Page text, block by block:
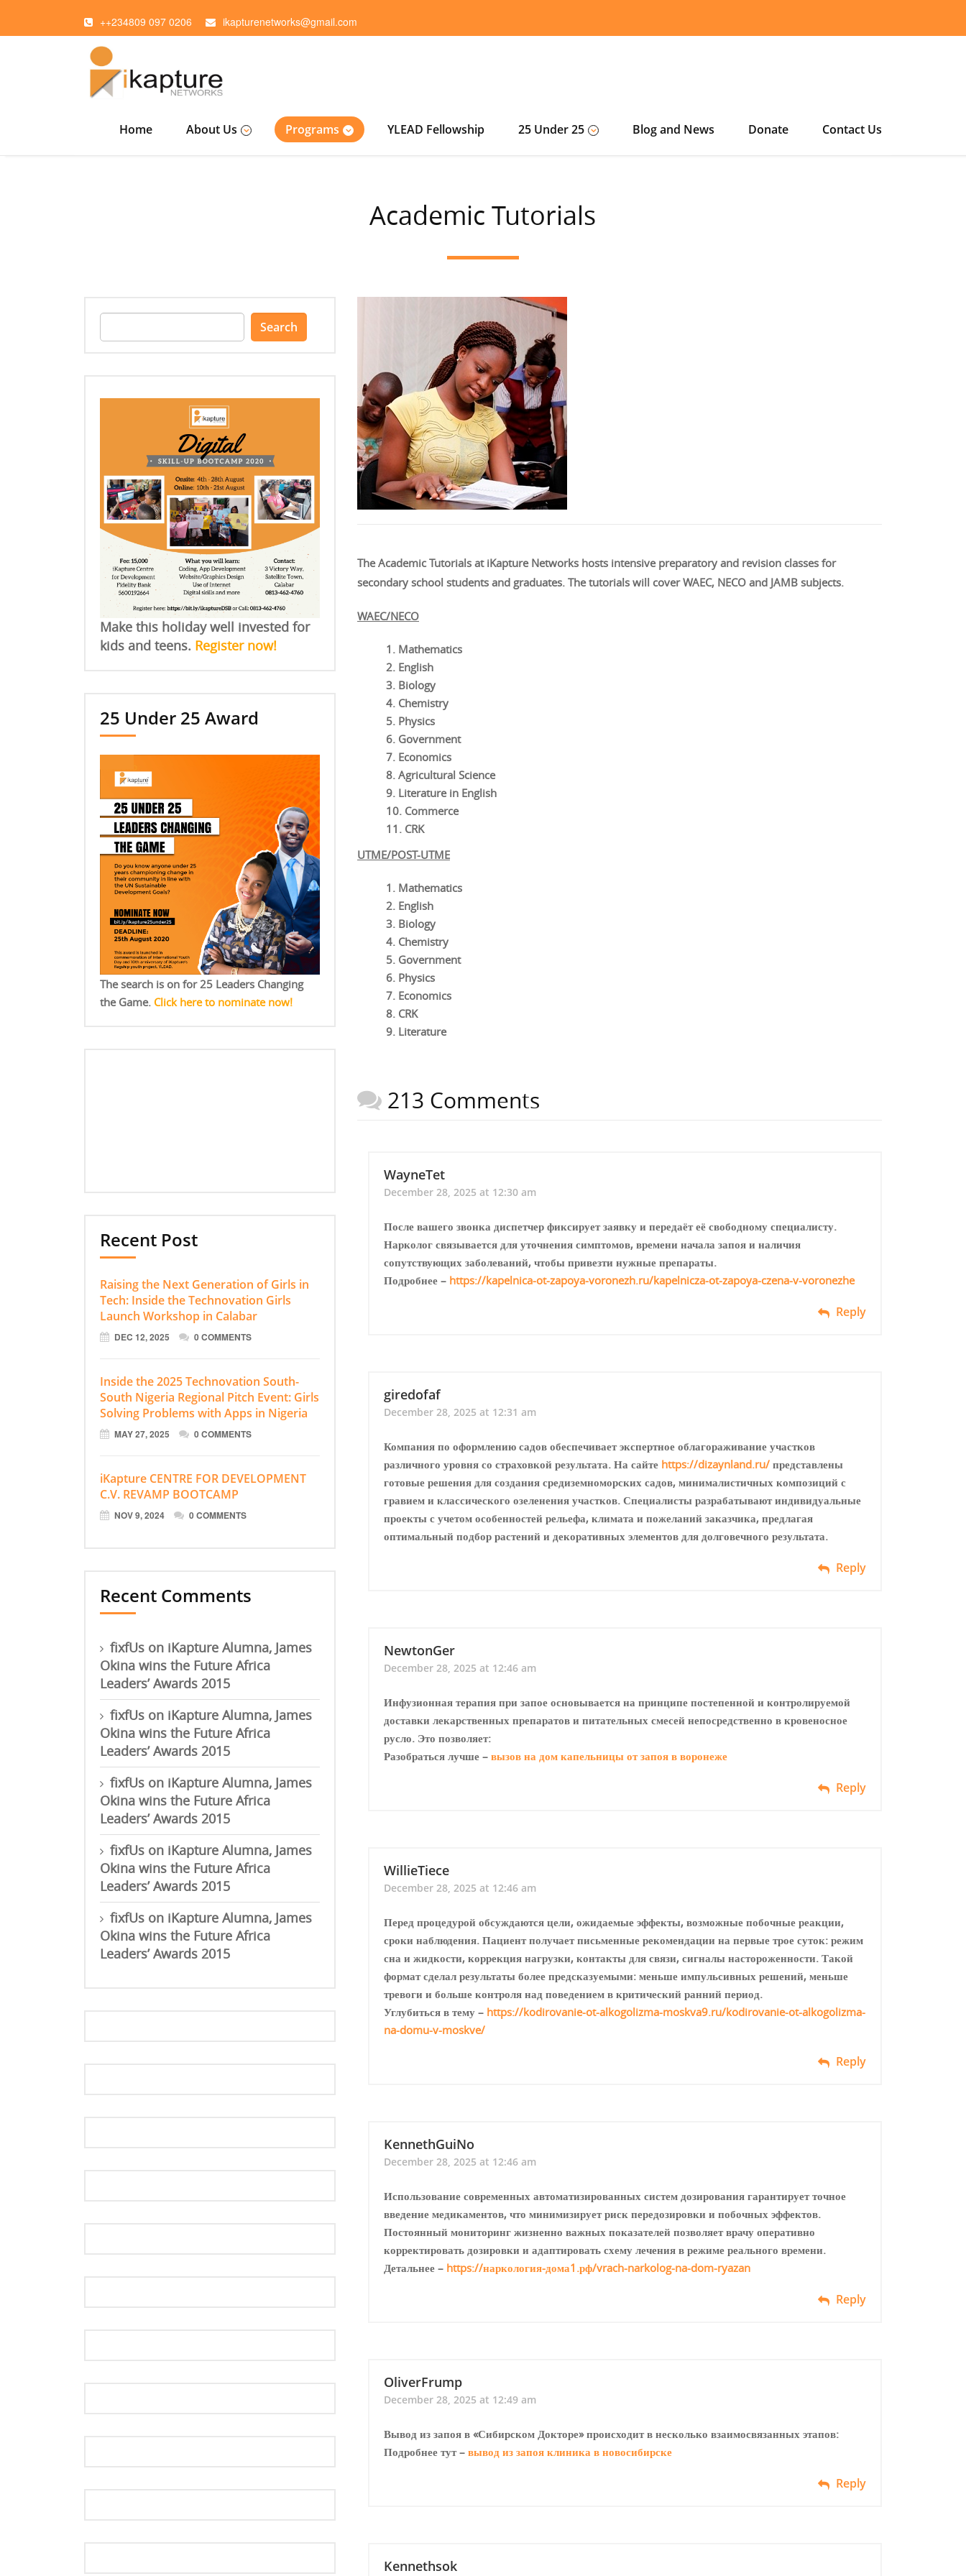
++234809 097 0206 ikapturenetworks@gmail.com
Home About Us Programs YLEAD Fellowship 25 Under 25 Blog and News Donate Contact Us
Academic Tutorials
for:
Make this holiday well invested for
kids and teens. Register now!
25 Under 25 Award
The search is on for 25 Leaders Changing
the Game. Click here to nominate now!
Recent Post
Raising the Next Generation of Girls in
Tech: Inside the Technovation Girls
Launch Workshop in Calabar
DEC 12, 2025 0 COMMENTS
Inside the 2025 Technovation South-
South Nigeria Regional Pitch Event: Girls
Solving Problems with Apps in Nigeria
MAY 27, 2025 0 COMMENTS
iKapture CENTRE FOR DEVELOPMENT
C.V. REVAMP BOOTCAMP
NOV 9, 2024 0 COMMENTS
Recent Comments
fixfUs on iKapture Alumna, James
Okina wins the Future Africa
Leaders’ Awards 2015
fixfUs on iKapture Alumna, James
Okina wins the Future Africa
Leaders’ Awards 2015
fixfUs on iKapture Alumna, James
Okina wins the Future Africa
Leaders’ Awards 2015
fixfUs on iKapture Alumna, James
Okina wins the Future Africa
Leaders’ Awards 2015
fixfUs on iKapture Alumna, James
Okina wins the Future Africa
Leaders’ Awards 2015
The Academic Tutorials atiKapture Networks hosts intensive preparatory and revision classes for
secondary school students and graduates. The tutorials will cover WAEC, NECO and JAMB subjects.
WAEC/NECO
Mathematics
English
Biology
Chemistry
Physics
Government
Economics
Agricultural Science
Literature in English
Commerce
CRK
UTME/POST-UTME
Mathematics
English
Biology
Chemistry
Government
Physics
Economics
CRK
Literature
213 Comments
WayneTet
December 28, 2025 at 12:30 am
После вашего звонка диспетчер фиксирует заявку и передаёт её свободному специалисту.
Нарколог связывается для уточнения симптомов, времени начала запоя и наличия
сопутствующих заболеваний, чтобы привезти нужные препараты.
Подробнее – https://kapelnica-ot-zapoya-voronezh.ru/kapelnicza-ot-zapoya-czena-v-voronezhe
Reply
giredofaf
December 28, 2025 at 12:31 am
Компания по оформлению садов обеспечивает экспертное облагораживание участков
различного уровня со страховкой результата. На сайте https://dizaynland.ru/ представлены
готовые решения для создания средиземноморских садов, минималистичных композиций с
гравием и классического озеленения участков. Специалисты разрабатывают индивидуальные
проекты с учетом особенностей рельефа, климата и пожеланий заказчика, предлагая
оптимальный подбор растений и декоративных элементов для долговечного результата.
Reply
NewtonGer
December 28, 2025 at 12:46 am
Инфузионная терапия при запое основывается на принципе постепенной и контролируемой
доставки лекарственных препаратов и питательных смесей непосредственно в кровеносное
русло. Это позволяет:
Разобраться лучше – вызов на дом капельницы от запоя в воронеже
Reply
WillieTiece
December 28, 2025 at 12:46 am
Перед процедурой обсуждаются цели, ожидаемые эффекты, возможные побочные реакции,
сроки наблюдения. Пациент получает письменные рекомендации на первые трое суток: режим
сна и жидкости, коррекция нагрузки, контакты для связи, сигналы настороженности. Такой
формат сделал результаты более предсказуемыми: меньше импульсивных решений, меньше
тревоги и больше контроля над поведением в критический ранний период.
Углубиться в тему – https://kodirovanie-ot-alkogolizma-moskva9.ru/kodirovanie-ot-alkogolizma-
na-domu-v-moskve/
Reply
KennethGuiNo
December 28, 2025 at 12:46 am
Использование современных автоматизированных систем дозирования гарантирует точное
введение медикаментов, что минимизирует риск передозировки и побочных эффектов.
Постоянный мониторинг жизненно важных показателей позволяет врачу оперативно
корректировать дозировки и адаптировать схему лечения в режиме реального времени.
Детальнее – https://наркология-дома1.рф/vrach-narkolog-na-dom-ryazan
Reply
OliverFrump
December 28, 2025 at 12:49 am
Вывод из запоя в «Сибирском Докторе» происходит в несколько взаимосвязанных этапов:
Подробнее тут – вывод из запоя клиника в новосибирске
Reply
Kennethsok